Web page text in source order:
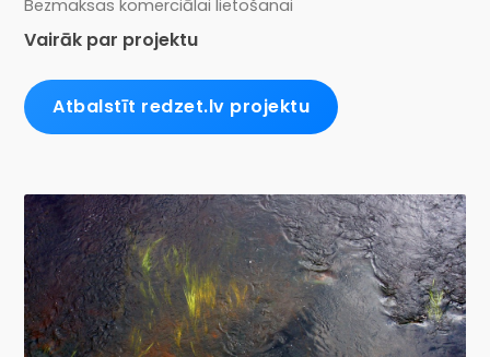
Bezmaksas komerciālai lietošanai
Vairāk par projektu
Atbalstīt redzet.lv projektu